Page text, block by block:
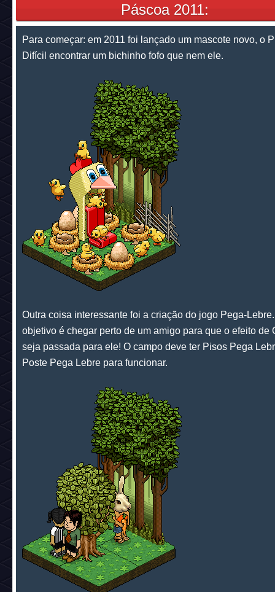
Páscoa 2011:
Para começar: em 2011 foi lançado um mascote novo, o
Difícil encontrar um bichinho fofo que nem ele.
Outra coisa interessante foi a criação do jogo Pega-
objetivo é chegar perto de um amigo para que o efeito de
seja passada para ele! O campo deve ter Pisos Pega
Poste Pega Lebre para funcionar.